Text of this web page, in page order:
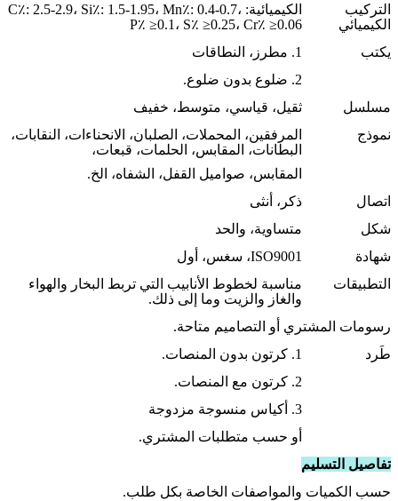
التركيب
الكيميائي
الكيميائية: C٪: 2.5-2.9، Si٪: 1.5-1.95، Mn٪: 0.4-0.7،
P٪ ≥0.1، S٪ ≥0.25، Cr٪ ≥0.06
يكتب
1. مطرز، النطاقات
2. ضلوع بدون ضلوع.
مسلسل
ثقيل، قياسي، متوسط، خفيف
نموذج
المرفقين، المحملات، الصلبان، الانحناءات، النقابات،
البطانات، المقابس، الحلمات، قبعات،
المقابس، صواميل القفل، الشفاه، الخ.
اتصال
ذكر، أنثى
شكل
متساوية، والحد
شهادة
ISO9001، سغس، أول
التطبيقات
مناسبة لخطوط الأنابيب التي تربط البخار والهواء
والغاز والزيت وما إلى ذلك.
رسومات المشتري أو التصاميم متاحة.
طَرد
1. كرتون بدون المنصات.
2. كرتون مع المنصات.
3. أكياس منسوجة مزدوجة
أو حسب متطلبات المشتري.
تفاصيل التسليم
حسب الكميات والمواصفات الخاصة بكل طلب.